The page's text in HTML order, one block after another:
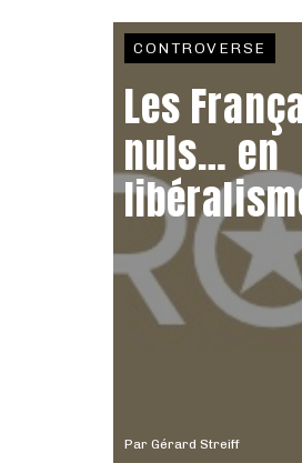
Par Gérard Streiff
CONTROVERSE
Les
nuls… en